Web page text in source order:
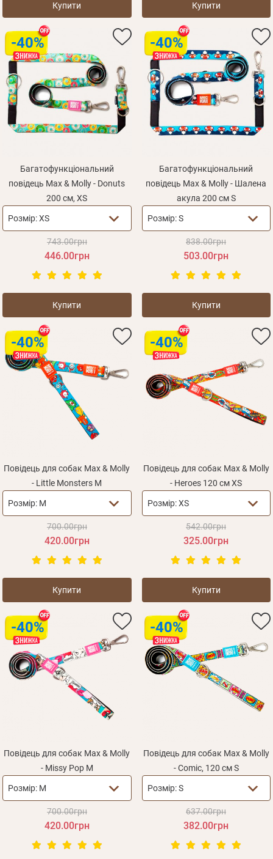
Купити Купити
-40%
Багатофункціональний
повідець Max & Molly - Donuts
200 см, XS
Розмір:XS
743.00грн
446.00грн
Купити
-40%
Багатофункціональний
повідець Max & Molly - Шалена
акула 200 см S
Розмір:S
838.00грн
503.00грн
Купити
-40%
Повідець для собак Max & Molly
- Little Monsters M
Розмір: M
700.00грн
420.00грн
Купити
-40%
Повідець для собак Max & Molly
- Heroes 120 см XS
Розмір:XS
542.00грн
325.00грн
Купити
-40%
Повідець для собак Max & Molly
- Missy Pop M
Розмір: M
700.00грн
420.00грн
-40%
Повідець для собак Max & Molly
- Comic, 120 см S
Розмір:S
637.00грн
382.00грн